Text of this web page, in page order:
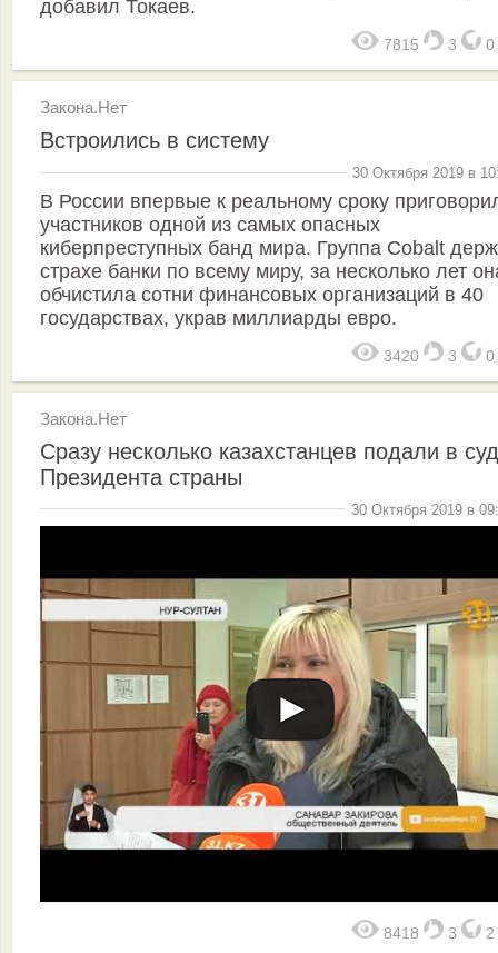
добавил Токаев.
7815 3 0
Закона.Нет
Встроились в систему
30 Октября 2019 в
В России впервые к реальному сроку
участников одной из самых опасных
киберпреступных банд мира. Группа Cobalt
страхе банки по всему миру, за несколько лет
обчистила сотни финансовых организаций в 40
государствах, украв миллиарды евро.
3420 3 0
Закона.Нет
Сразу несколько казахстанцев подали в
Президента страны
30 Октября 2019 в
8418 3 2